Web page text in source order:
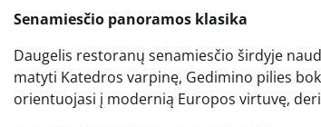
Senamiesčio panoramos klasika
Daugelis restoranų senamiesčio širdyje
matyti Katedros varpinę, Gedimino pilies
orientuojasi į modernią Europos virtuvę,